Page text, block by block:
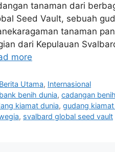
tanaman dari
Seed Vault, sebuah
tanaman
dari Kepulauan
more
C
a
Berita Utama, Internasional
T
bank benih dunia,cadangan
kiamat dunia, gudang
, svalbard global seed vault